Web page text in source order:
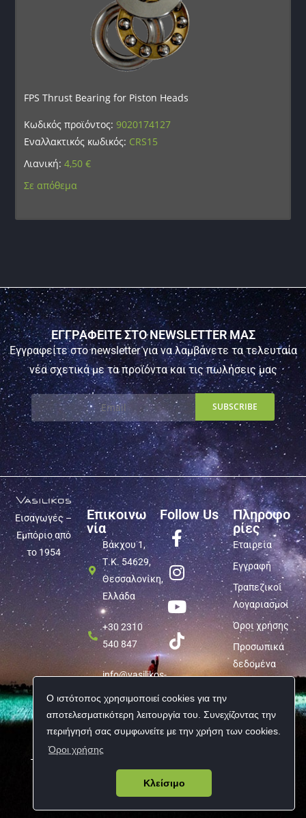
Ο ιστότοπος χρησιμοποιεί cookies για την
αποτελεσματικότερη λειτουργία του. Συνεχίζοντας την
περιήγησή σας συμφωνείτε με την χρήση των cookies.
Όροι χρήσης
Κλείσιμο
FPS Thrust Bearing for Piston Heads
Κωδικός προϊόντος:9020174127
Εναλλακτικός κωδικός: CRS15
Λιανική:4,50€
Σε απόθεμα
ΕΓΓΡΑΦΕΙΤΕ ΣΤΟ NEWSLETTER ΜΑΣ
Εγγραφείτε στο newsletter για να λαμβάνετε τα τελευταία
νέα σχετικά με τα προϊόντα και τις πωλήσεις μας
Εισαγωγές –
Εμπόριο από
το 1954
Επικοινω
νία
Βάκχου 1,
Τ.Κ. 54629,
Θεσσαλονίκη,
Ελλάδα
+30 2310
540 847
info@vasilikos-
Follow Us
Πληροφο
ρίες
Εταιρεία
Εγγραφή
Τραπεζικοί
Λογαριασμοί
Όροι χρήσης
Προσωπικά
δεδομένα
Copyright © 2026 Vasilikos Import | All rights reserved